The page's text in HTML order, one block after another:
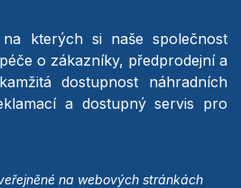
kterých si naše společnost
o zákazníky, předprodejní a
dostupnost náhradních
a dostupný servis pro
na webových stránkách